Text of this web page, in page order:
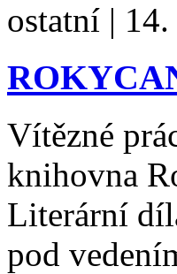
ostatní |
Vítězné
knihovna
Literární
pod